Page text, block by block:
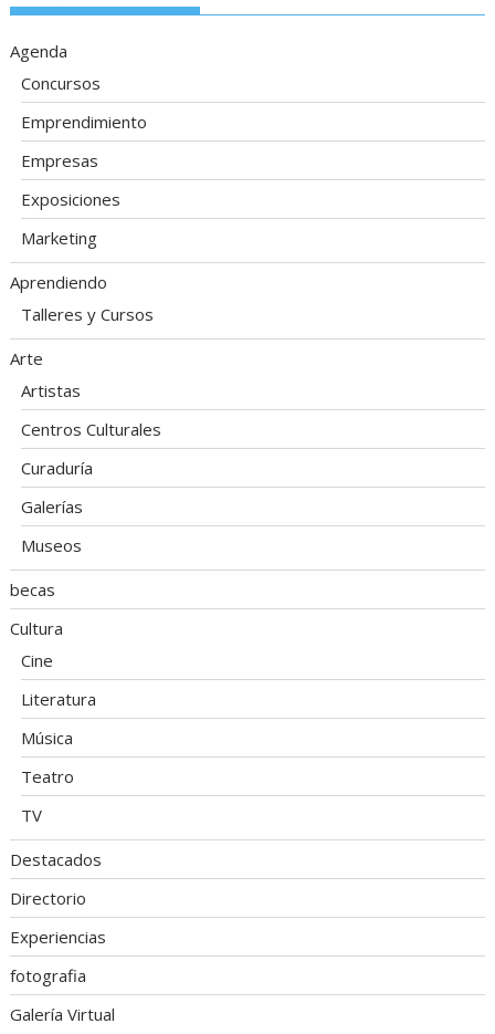
Agenda
Concursos
Emprendimiento
Empresas
Exposiciones
Marketing
Aprendiendo
Talleres y Cursos
Arte
Artistas
Centros Culturales
Curaduría
Galerías
Museos
becas
Cultura
Cine
Literatura
Música
Teatro
TV
Destacados
Directorio
Experiencias
fotografia
Galería Virtual